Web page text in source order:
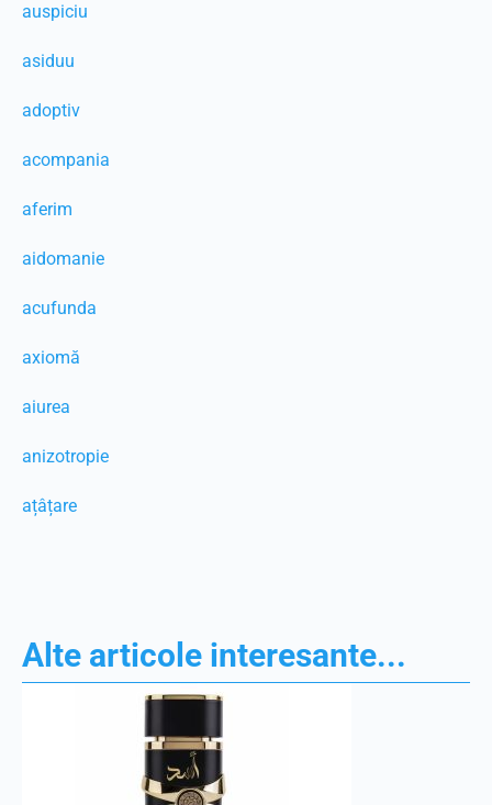
auspiciu
asiduu
adoptiv
acompania
aferim
aidomanie
acufunda
axiomă
aiurea
anizotropie
ațâțare
Alte articole interesante...